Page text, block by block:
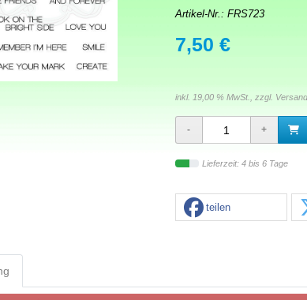
Artikel-Nr.: FRS723
7,50 €
inkl. 19,00 % MwSt., zzgl.
Lieferzeit: 4 bis 6 Tage
teilen